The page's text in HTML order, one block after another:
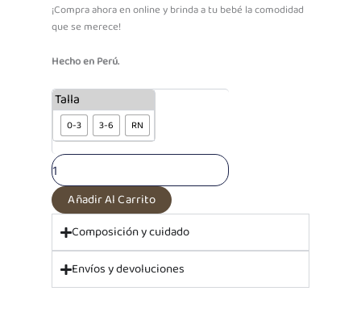
¡Compra ahora en online y brinda a tu bebé la comodidad
que se merece!
Hecho en Perú.
Talla
0-3 3-6 RN
Body
Básico
Beba
Baby
Bunny|
100%
algodón
cantidad
Añadir Al Carrito
Composición y cuidado
Envíos y devoluciones